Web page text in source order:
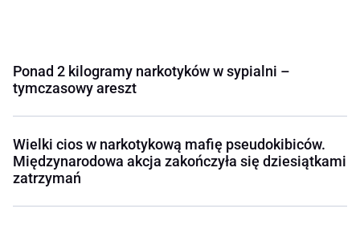
Ponad 2 kilogramy narkotyków w sypialni –
tymczasowy areszt
Wielki cios w narkotykową mafię pseudokibiców.
Międzynarodowa akcja zakończyła się dziesiątkami
zatrzymań